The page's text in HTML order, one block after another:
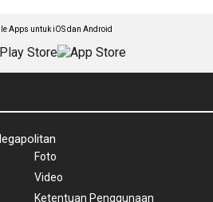
Apps untuk iOS dan Android
Foto
Video
Ketentuan Penggunaan